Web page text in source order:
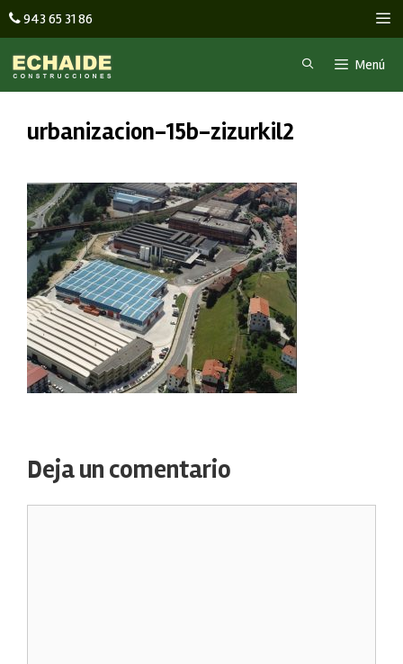
Saltar
al
contenido
943 65 31 86
Menú
urbanizacion-15b-zizurkil2
Deja un comentario